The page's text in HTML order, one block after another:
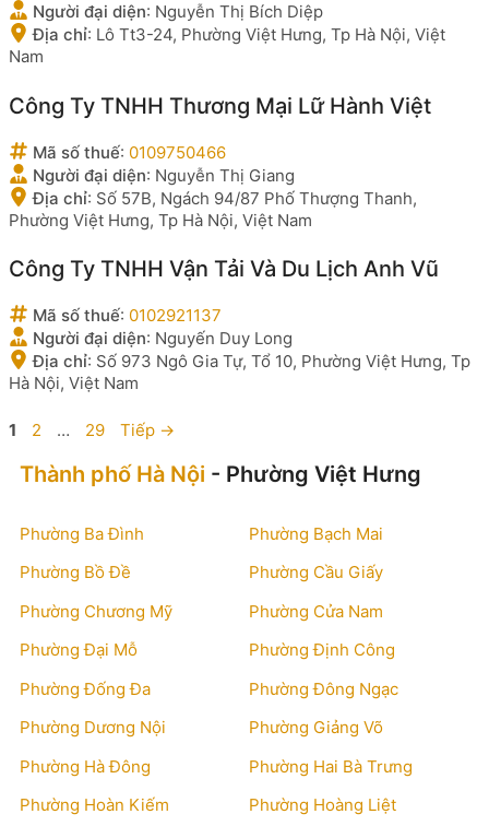
Người đại diện: Nguyễn Thị Bích Diệp
Địa chỉ: Lô Tt3-24, Phường Việt Hưng, Tp Hà Nội, Việt
Nam
Công Ty TNHH Thương Mại Lữ Hành Việt
Mã số thuế: 0109750466
Người đại diện: Nguyễn Thị Giang
Địa chỉ: Số 57B, Ngách 94/87 Phố Thượng Thanh,
Phường Việt Hưng, Tp Hà Nội, Việt Nam
Công Ty TNHH Vận Tải Và Du Lịch Anh Vũ
Mã số thuế: 0102921137
Người đại diện: Nguyến Duy Long
Địa chỉ: Số 973 Ngô Gia Tự, Tổ 10, Phường Việt Hưng, Tp
Hà Nội, Việt Nam
Trang
1 Trang
2 … Trang
29 Tiếp →
Thành phố Hà Nội - Phường Việt Hưng
Phường Ba Đình
Phường Bạch Mai
Phường Bồ Đề
Phường Cầu Giấy
Phường Chương Mỹ
Phường Cửa Nam
Phường Đại Mỗ
Phường Định Công
Phường Đống Đa
Phường Đông Ngạc
Phường Dương Nội
Phường Giảng Võ
Phường Hà Đông
Phường Hai Bà Trưng
Phường Hoàn Kiếm
Phường Hoàng Liệt